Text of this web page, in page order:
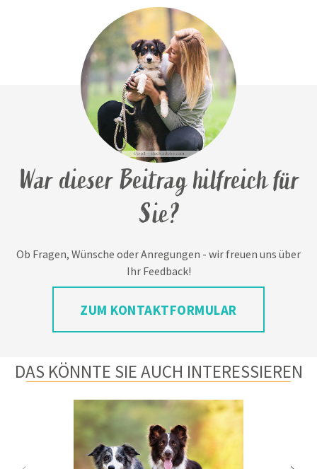
War dieser Beitrag hilfreich für
Sie?
Ob Fragen, Wünsche oder Anregungen - wir freuen uns über
Ihr Feedback!
ZUM KONTAKTFORMULAR
DAS KÖNNTE SIE AUCH INTERESSIEREN